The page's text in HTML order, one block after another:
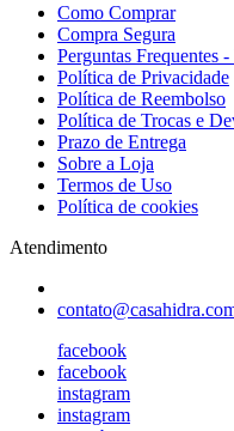
Como Comprar
Compra Segura
Perguntas Frequentes
Política de Privacidade
Política de Reembolso
Política de Trocas e
Prazo de Entrega
Sobre a Loja
Termos de Uso
Política de cookies
Atendimento
facebook
facebook
instagram
instagram